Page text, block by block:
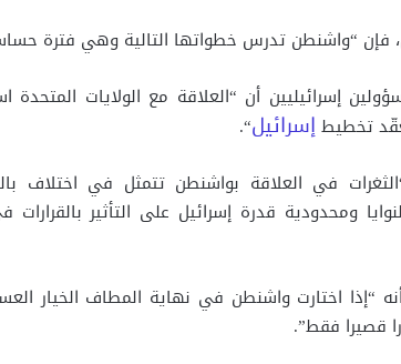
فإن “واشنطن تدرس خطواتها التالية وهي فترة
إسرائيليين أن “العلاقة مع الولايات المتحدة
تخطيطإسرائيل“.
في العلاقة بواشنطن تتمثل في اختلاف
ومحدودية قدرة إسرائيل على التأثير بالقرارات
“إذا اختارت واشنطن في نهاية المطاف الخيار
قصيرا فقط”.